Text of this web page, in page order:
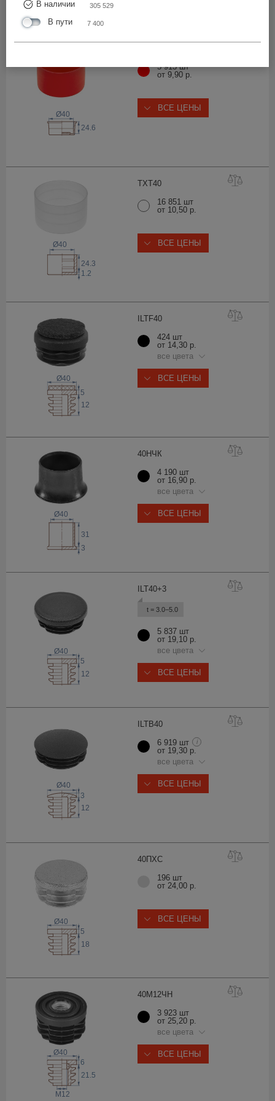
В наличии 305 529
В пути 7 400
24.6
Ø40
5 913 шт
от 9,90 р.
ВСЕ ЦЕНЫ
TXT40
24.3
Ø40
1.2
16 851 шт
от 10,50 р.
ВСЕ ЦЕНЫ
ILTF40
5
12
Ø40
424 шт
от 14,30 р.
все цвета
ВСЕ ЦЕНЫ
40Н ЧК
Ø40
3
31
4 190 шт
от 16,90 р.
все цвета
ВСЕ ЦЕНЫ
ILT40+3
t = 3.0−5.0
5
12
Ø40
5 837 шт
от 19,10 р.
все цвета
ВСЕ ЦЕНЫ
ILTB40
Ø40
12
3
6 919 шт i
от 19,30 р.
все цвета
ВСЕ ЦЕНЫ
40ПХС
5
18
Ø40
196 шт
от 24,00 р.
ВСЕ ЦЕНЫ
40М12ЧН
6
21.5
Ø40
M12
3 923 шт
от 25,20 р.
все цвета
ВСЕ ЦЕНЫ